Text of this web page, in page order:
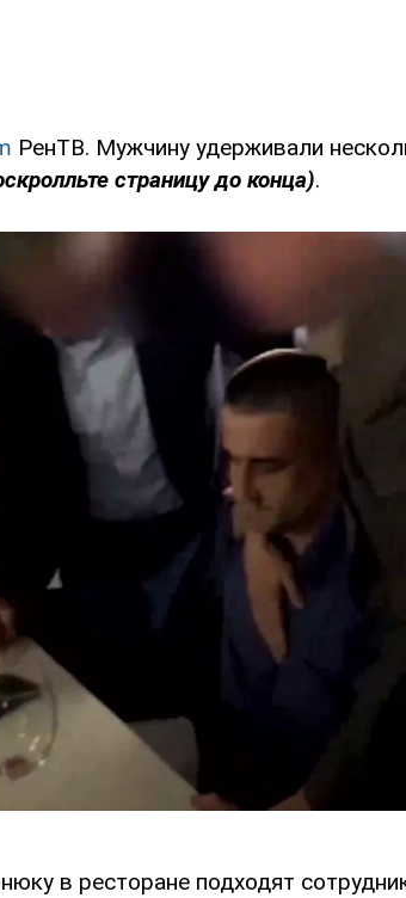
РенТВ. Мужчину удерживали
страницу до конца).
в ресторане подходят